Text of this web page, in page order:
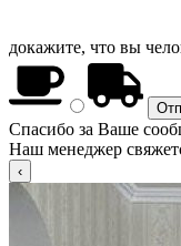
докажите, что вы
Спасибо за Ваше
Наш менеджер